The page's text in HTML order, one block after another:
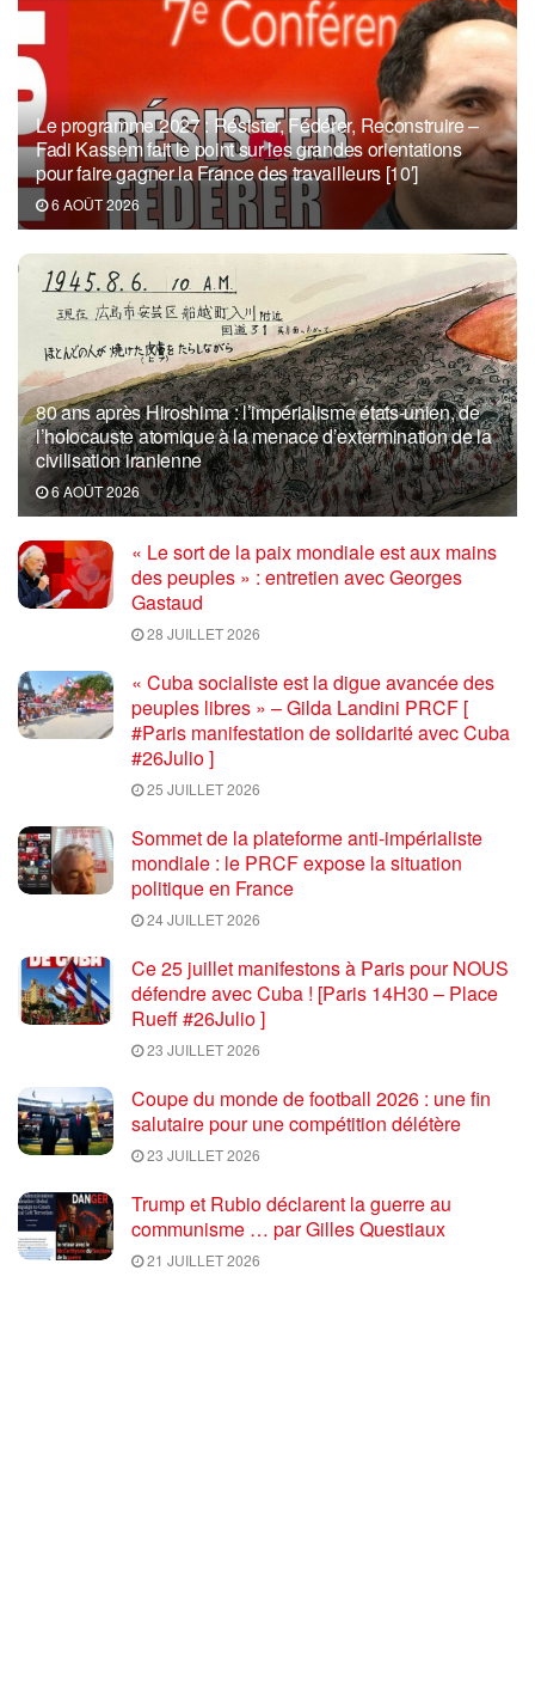
Le programme 2027 : Résister, Fédérer, Reconstruire –
Fadi Kassem fait le point sur les grandes orientations
pour faire gagner la France des travailleurs [10′]
6 AOÛT 2026
80 ans après Hiroshima : l’impérialisme états-unien, de
l’holocauste atomique à la menace d’extermination de la
civilisation iranienne
6 AOÛT 2026
« Le sort de la paix mondiale est aux mains
des peuples » : entretien avec Georges
Gastaud
28 JUILLET 2026
« Cuba socialiste est la digue avancée des
peuples libres » – Gilda Landini PRCF [
#Paris manifestation de solidarité avec Cuba
#26Julio ]
25 JUILLET 2026
Sommet de la plateforme anti-impérialiste
mondiale : le PRCF expose la situation
politique en France
24 JUILLET 2026
Ce 25 juillet manifestons à Paris pour NOUS
défendre avec Cuba ! [Paris 14H30 – Place
Rueff #26Julio ]
23 JUILLET 2026
Coupe du monde de football 2026 : une fin
salutaire pour une compétition délétère
23 JUILLET 2026
Trump et Rubio déclarent la guerre au
communisme … par Gilles Questiaux
21 JUILLET 2026